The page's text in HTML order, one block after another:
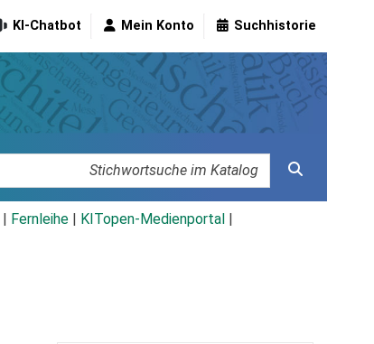
KI-Chatbot Mein Konto Suchhistorie
Fernleihe KITopen-Medienportal